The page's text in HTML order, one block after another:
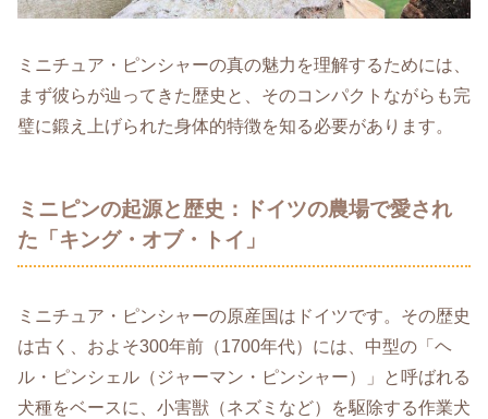
ミニチュア・ピンシャーの真の魅力を理解するためには、
まず彼らが辿ってきた歴史と、そのコンパクトながらも完
璧に鍛え上げられた身体的特徴を知る必要があります。
ミニピンの起源と歴史：ドイツの農場で愛され
た「キング・オブ・トイ」
ミニチュア・ピンシャーの原産国はドイツです。その歴史
は古く、およそ300年前（1700年代）には、中型の「ヘ
ル・ピンシェル（ジャーマン・ピンシャー）」と呼ばれる
犬種をベースに、小害獣（ネズミなど）を駆除する作業犬